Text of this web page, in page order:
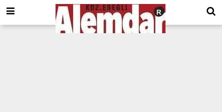
google.com, pub-8201930440372555, DIRECT, f08c47fec0942fa0